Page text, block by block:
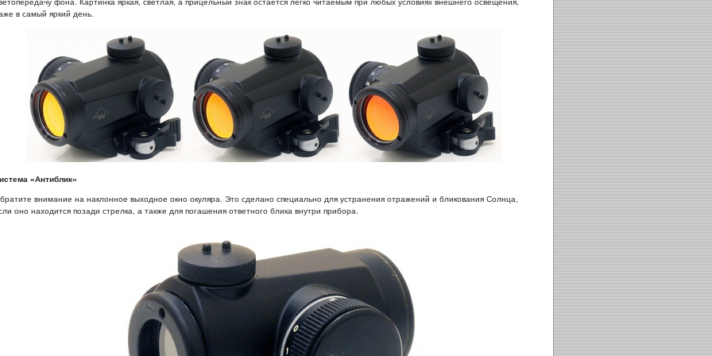
фона. Картинка яркая, светлая, а прицельный знак остается легко читаемым при любых условиях внешнего освещения,
в самый яркий день.
«Антиблик»
внимание на наклонное выходное окно окуляра. Это сделано специально для устранения отражений и бликования Солнца,
оно находится позади стрелка, а также для погашения ответного блика внутри прибора.